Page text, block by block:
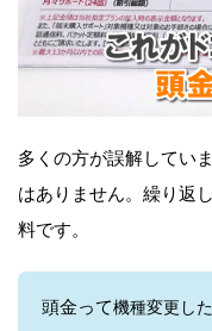
多くの方が誤解してい
はありません。繰り返
料です。
頭金って機種変更し